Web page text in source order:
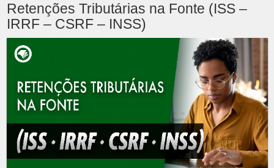
Retenções Tributárias na Fonte (ISS –
IRRF – CSRF – INSS)